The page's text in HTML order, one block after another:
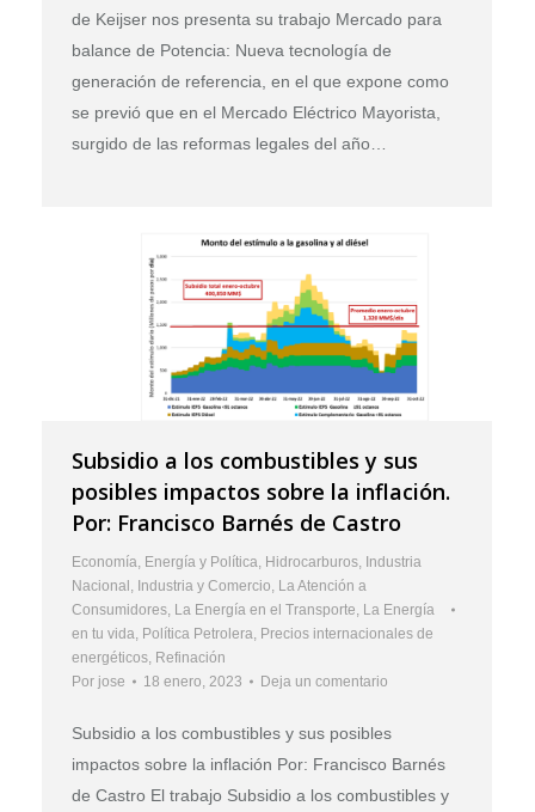
de Keijser nos presenta su trabajo Mercado para
balance de Potencia: Nueva tecnología de
generación de referencia, en el que expone como
se previó que en el Mercado Eléctrico Mayorista,
surgido de las reformas legales del año…
Subsidio a los combustibles y sus
posibles impactos sobre la inflación.
Por: Francisco Barnés de Castro
Economía, Energía y Política, Hidrocarburos, Industria
Nacional , Industria y Comercio, La Atención a
Consumidores, La Energía en el Transporte, La Energía
en tu vida, Política Petrolera, Precios internacionales de
energéticos, Refinación
Por jose 18 enero, 2023 Deja un comentario
Subsidio a los combustibles y sus posibles
impactos sobre la inflación Por: Francisco Barnés
de Castro El trabajo Subsidio a los combustibles y